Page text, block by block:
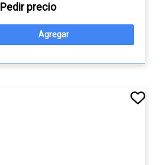
Pedir precio